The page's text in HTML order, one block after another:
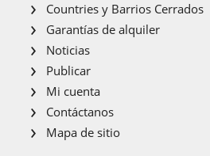
Countries y Barrios Cerrados
Garantías de alquiler
Noticias
Publicar
Mi cuenta
Contáctanos
Mapa de sitio